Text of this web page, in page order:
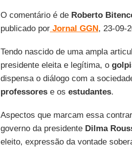
O comentário é de Roberto
publicado porJornal GGN, 23-09-
Tendo nascido de uma ampla
presidente eleita e legítima, o
dispensa o diálogo com a
professorese os estudantes.
Aspectos que marcam essa
governo da presidenteDilma
eleito, expressão da vontade